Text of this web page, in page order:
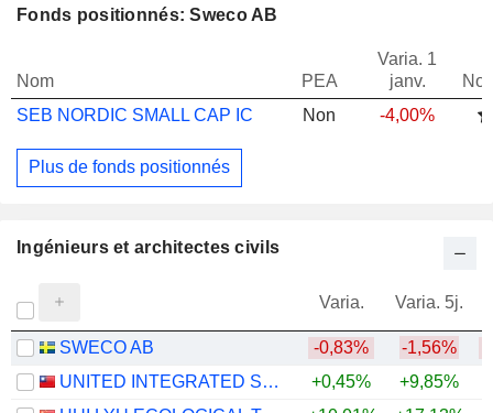
Fonds positionnés: Sweco AB
Nom PEA
Varia. 1
janv.
SEB NORDIC SMALL CAP IC
Non -4,00%
Plus de fonds positionnés
Ingénieurs et architectes civils
Varia. Varia. 5j.
SWECO AB -0,83% -1,56%
UNITED INTEGRATED SERVICES CO., LTD.
+0,45% +9,85%